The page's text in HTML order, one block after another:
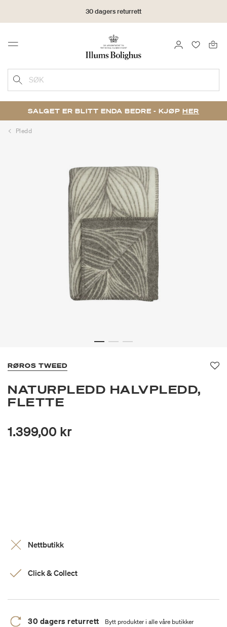
30 dagers returrett
Menu LOGG INN
SØK
SALGET ER BLITT ENDA BEDRE - KJØP HER
Pledd
RØROS TWEED
NATURPLEDD HALVPLEDD,
FLETTE
1.399,00 kr
Nettbutikk
Click & Collect
30 dagers returrett Bytt produkter i alle våre butikker